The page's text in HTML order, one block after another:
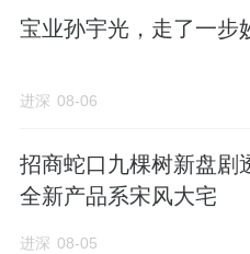
宝业孙宇光，走了一步
进深 08-06
招商蛇口九棵树新盘剧
全新产品系宋风大宅
进深 08-05